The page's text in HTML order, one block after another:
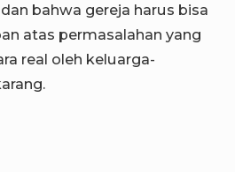
bahwa gereja harus bisa
atas permasalahan yang
real oleh keluarga-